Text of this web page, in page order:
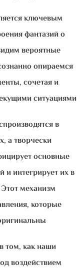
ключевым
фантазий о
вероятные
опираемся
сочетая и
ситуациями.
в
а творчески
основные
интегрирует их в
механизм
которые
том, как наши
воздействием